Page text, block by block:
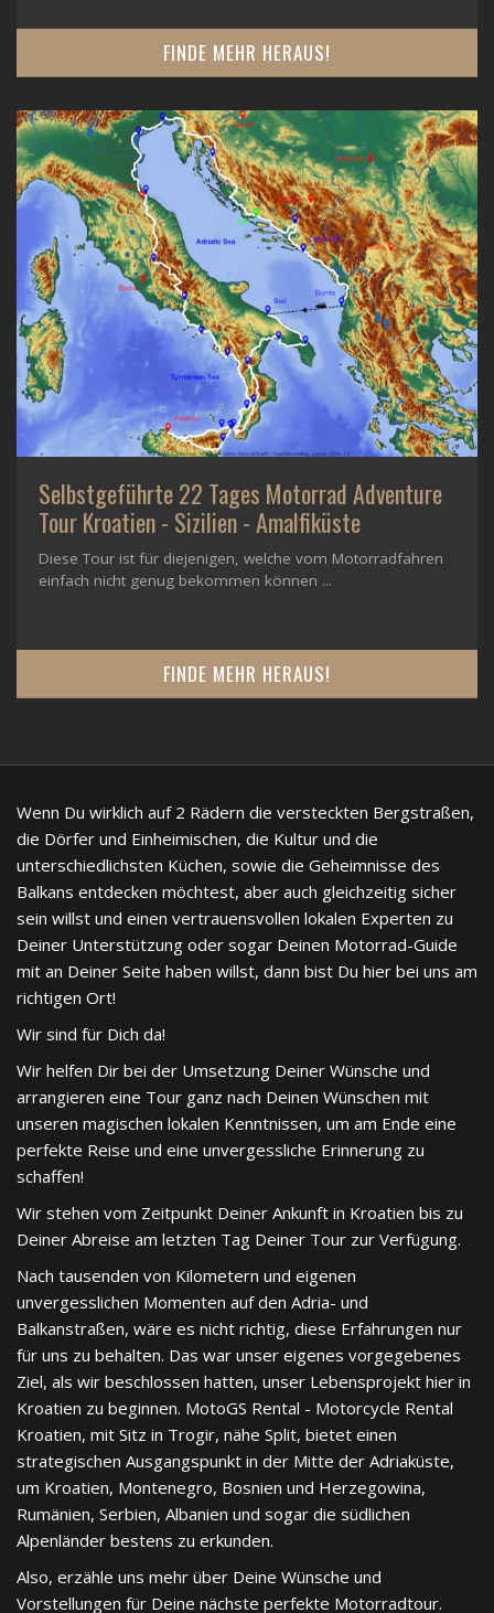
FINDE MEHR HERAUS!
Selbstgeführte 22 Tages Motorrad Adventure
Tour Kroatien - Sizilien - Amalfiküste
Diese Tour ist für diejenigen, welche vom Motorradfahren
einfach nicht genug bekommen können ...
FINDE MEHR HERAUS!
Wenn Du wirklich auf 2 Rädern die versteckten Bergstraßen,
die Dörfer und Einheimischen, die Kultur und die
unterschiedlichsten Küchen, sowie die Geheimnisse des
Balkans entdecken möchtest, aber auch gleichzeitig sicher
sein willst und einen vertrauensvollen lokalen Experten zu
Deiner Unterstützung oder sogar Deinen Motorrad-Guide
mit an Deiner Seite haben willst, dann bist Du hier bei uns am
richtigen Ort!
Wir sind für Dich da!
Wir helfen Dir bei der Umsetzung Deiner Wünsche und
arrangieren eine Tour ganz nach Deinen Wünschen mit
unseren magischen lokalen Kenntnissen, um am Ende eine
perfekte Reise und eine unvergessliche Erinnerung zu
schaffen!
Wir stehen vom Zeitpunkt Deiner Ankunft in Kroatien bis zu
Deiner Abreise am letzten Tag Deiner Tour zur Verfügung.
Nach tausenden von Kilometern und eigenen
unvergesslichen Momenten auf den Adria- und
Balkanstraßen, wäre es nicht richtig, diese Erfahrungen nur
für uns zu behalten. Das war unser eigenes vorgegebenes
Ziel, als wir beschlossen hatten, unser Lebensprojekt hier in
Kroatien zu beginnen. MotoGS Rental - Motorcycle Rental
Kroatien, mit Sitz in Trogir, nähe Split, bietet einen
strategischen Ausgangspunkt in der Mitte der Adriaküste,
um Kroatien, Montenegro, Bosnien und Herzegowina,
Rumänien, Serbien, Albanien und sogar die südlichen
Alpenländer bestens zu erkunden.
Also, erzähle uns mehr über Deine Wünsche und
Vorstellungen für Deine nächste perfekte Motorradtour.